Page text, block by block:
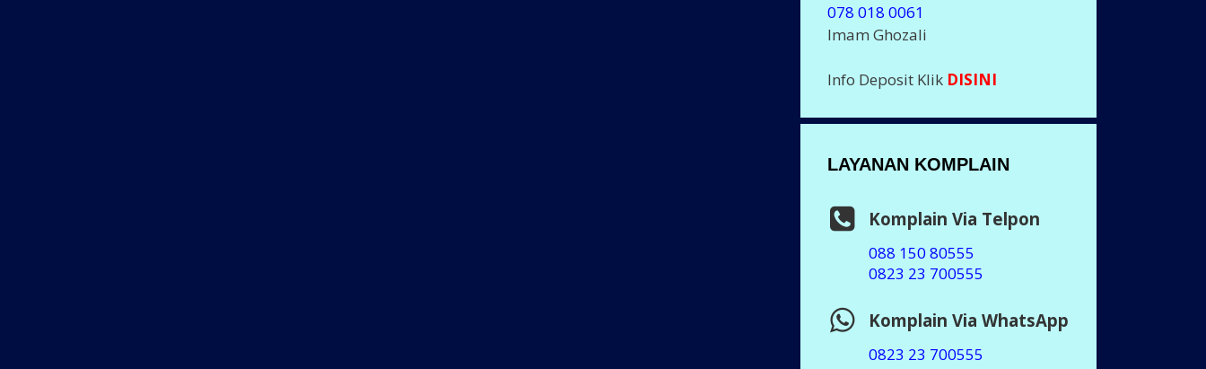
078 018 0061
Imam Ghozali
Info Deposit Klik DISINI
LAYANAN KOMPLAIN
Komplain Via Telpon
088 150 80555
0823 23 700555
Komplain Via WhatsApp
0823 23 700555